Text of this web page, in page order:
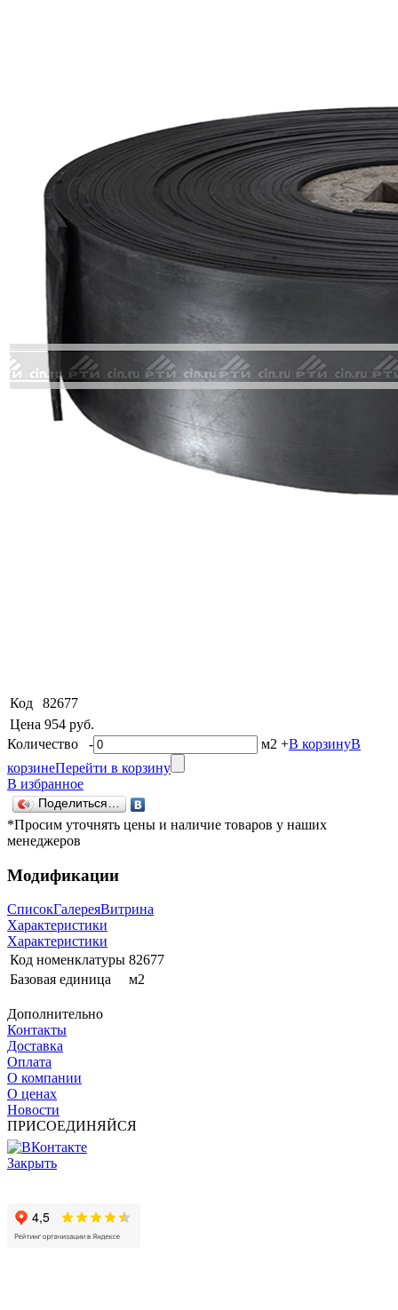
Код
82677
Цена 954 руб.
Количество - м2 +В корзинуВ
корзинеПерейти в корзину
В избранное
Поделиться…
*Просим уточнять цены и наличие товаров у наших
менеджеров
Модификации
СписокГалереяВитрина
Характеристики
Характеристики
Код номенклатуры 82677
Базовая единица
м2
Дополнительно
Контакты
Доставка
Оплата
О компании
О ценах
Новости
ПРИСОЕДИНЯЙСЯ
Закрыть